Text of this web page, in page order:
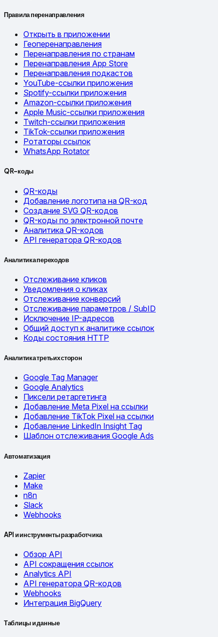
Правила перенаправления
Открыть в приложении
Геоперенаправления
Перенаправления по странам
Перенаправления App Store
Перенаправления подкастов
YouTube-ссылки приложения
Spotify-ссылки приложения
Amazon-ссылки приложения
Apple Music-ссылки приложения
Twitch-ссылки приложения
TikTok-ссылки приложения
Ротаторы ссылок
WhatsApp Rotator
QR-коды
QR-коды
Добавление логотипа на QR-код
Создание SVG QR-кодов
QR-коды по электронной почте
Аналитика QR-кодов
API генератора QR-кодов
Аналитика переходов
Отслеживание кликов
Уведомления о кликах
Отслеживание конверсий
Отслеживание параметров / SubID
Исключение IP-адресов
Общий доступ к аналитике ссылок
Коды состояния HTTP
Аналитика третьих сторон
Google Tag Manager
Google Analytics
Пиксели ретаргетинга
Добавление Meta Pixel на ссылки
Добавление TikTok Pixel на ссылки
Добавление LinkedIn Insight Tag
Шаблон отслеживания Google Ads
Автоматизация
Zapier
Make
n8n
Slack
Webhooks
API и инструменты разработчика
Обзор API
API сокращения ссылок
Analytics API
API генератора QR-кодов
Webhooks
Интеграция BigQuery
Таблицы и данные